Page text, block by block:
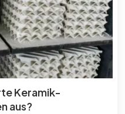
Keramik-
aus?